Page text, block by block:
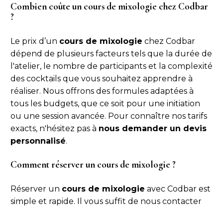
Combien coûte un cours de mixologie chez Codbar
?
Le prix d’un cours de mixologie chez Codbar
dépend de plusieurs facteurs tels que la durée de
l'atelier, le nombre de participants et la complexité
des cocktails que vous souhaitez apprendre à
réaliser. Nous offrons des formules adaptées à
tous les budgets, que ce soit pour une initiation
ou une session avancée. Pour connaître nos tarifs
exacts, n'hésitez pas à nous demander un devis
personnalisé.
Comment réserver un cours de mixologie ?
Réserver un cours de mixologie avec Codbar est
simple et rapide. Il vous suffit de nous contacter